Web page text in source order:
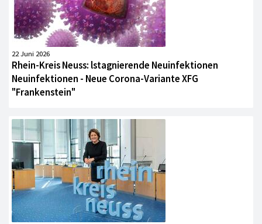
22 Juni 2026
Rhein-Kreis Neuss: lstagnierende Neuinfektionen
Neuinfektionen - Neue Corona-Variante XFG
"Frankenstein"